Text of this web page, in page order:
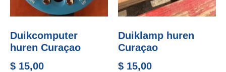
Duikcomputer
huren Curaçao
$ 15,00
Duiklamp huren
Curaçao
$ 15,00